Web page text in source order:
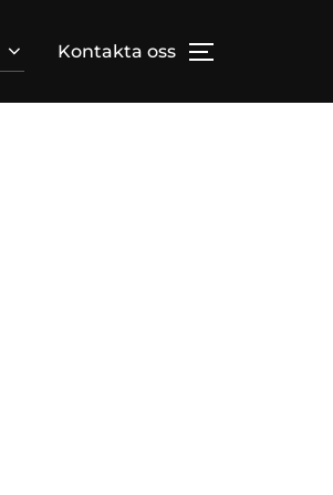
Kontakta oss TOGGLE